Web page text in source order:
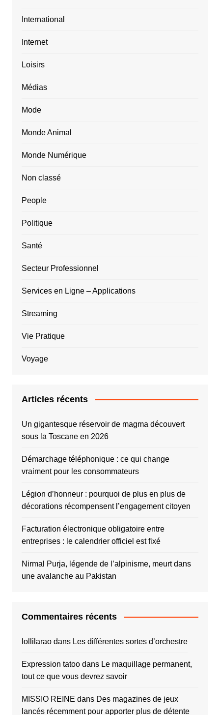
International
Internet
Loisirs
Médias
Mode
Monde Animal
Monde Numérique
Non classé
People
Politique
Santé
Secteur Professionnel
Services en Ligne – Applications
Streaming
Vie Pratique
Voyage
Articles récents
Un gigantesque réservoir de magma découvert
sous la Toscane en 2026
Démarchage téléphonique : ce qui change
vraiment pour les consommateurs
Légion d’honneur : pourquoi de plus en plus de
décorations récompensent l’engagement citoyen
Facturation électronique obligatoire entre
entreprises : le calendrier officiel est fixé
Nirmal Purja, légende de l’alpinisme, meurt dans
une avalanche au Pakistan
Commentaires récents
lollilaraodans Les différentes sortes d’orchestre
Expression tatoodans Le maquillage permanent,
tout ce que vous devrez savoir
MISSIO REINE dans Des magazines de jeux
lancés récemment pour apporter plus de détente